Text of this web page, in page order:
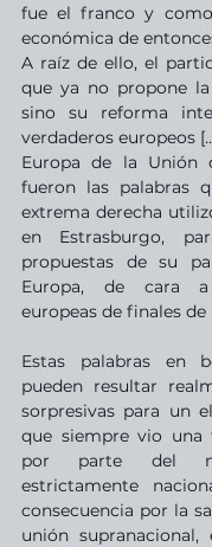
fue el franco y
económica de
A raíz de ello, el
que ya no propone la
sino su reforma
verdaderos europeos
Europa de la Unión
fueron las palabras
extrema derecha
en Estrasburgo,
propuestas de su
Europa, de cara
europeas de finales de
Estas palabras en
pueden resultar
sorpresivas para un
que siempre vio una
por parte del
estrictamente
consecuencia por la
unión